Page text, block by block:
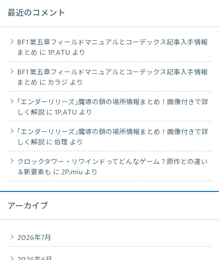
最近のコメント
BF1 第五章フィールドマニュアルとコーデックス記事入手情報
まとめ に 1P.ATU より
BF1 第五章フィールドマニュアルとコーデックス記事入手情報
まとめ に カラジ より
｢エンダーリリーズ｣魔導の鎖の場所情報まとめ！画像付きで詳
しく解説 に 1P.ATU より
｢エンダーリリーズ｣魔導の鎖の場所情報まとめ！画像付きで詳
しく解説 に 伯理 より
クロックタワー・リワインドってどんなゲーム？原作との違い
＆新要素も に 2P.miu より
アーカイブ
2026年7月